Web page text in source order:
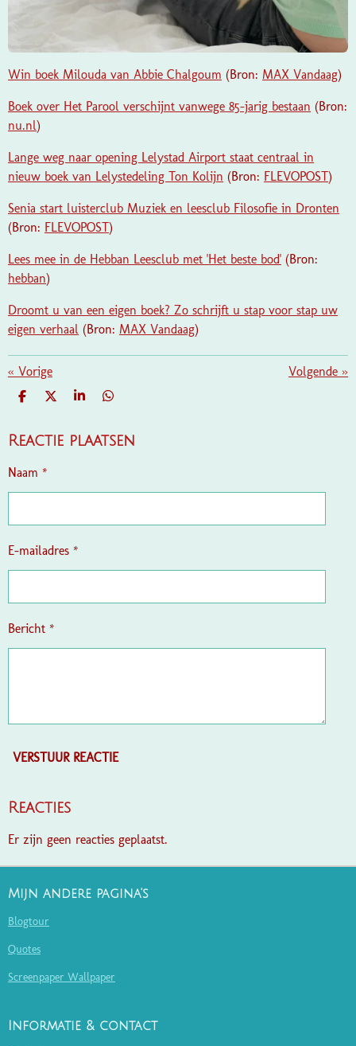
Win boek Milouda van Abbie Chalgoum (Bron: MAX Vandaag)
Boek over Het Parool verschijnt vanwege 85-jarig bestaan (Bron:
nu.nl)
Lange weg naar opening Lelystad Airport staat centraal in
nieuw boek van Lelystedeling Ton Kolijn (Bron: FLEVOPOST)
Senia start luisterclub Muziek en leesclub Filosofie in Dronten
(Bron: FLEVOPOST)
Lees mee in de Hebban Leesclub met 'Het beste bod' (Bron:
hebban)
Droomt u van een eigen boek? Zo schrijft u stap voor stap uw
eigen verhaal (Bron: MAX Vandaag)
« Vorige Volgende »
D
E
D
L
S
R
D
E
Reactie plaatsen
Naam *
E-mailadres *
Bericht *
VERSTUUR REACTIE
Reacties
Er zijn geen reacties geplaatst.
Mijn andere pagina's
Blogtour
Quotes
Screenpaper Wallpaper
Informatie & contact